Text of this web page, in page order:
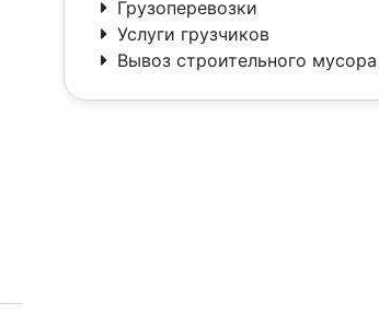
Грузоперевозки
Услуги грузчиков
Вывоз строительного мусора